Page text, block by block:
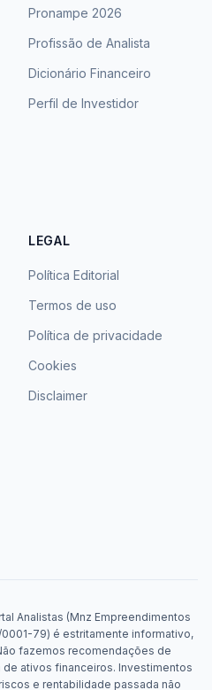
Pronampe 2026
Profissão de Analista
Dicionário Financeiro
Perfil de Investidor
LEGAL
Política Editorial
Termos de uso
Política de privacidade
Cookies
Disclaimer
Analistas (Mnz Empreendimentos
0001-79) é estritamente informativo,
fazemos recomendações de
ativos financeiros. Investimentos
e rentabilidade passada não